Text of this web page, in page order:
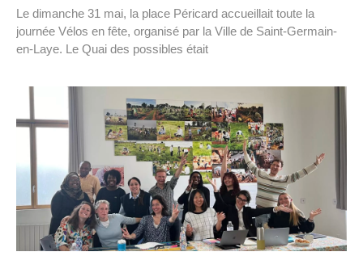
Le dimanche 31 mai, la place Péricard accueillait toute la
journée Vélos en fête, organisé par la Ville de Saint-Germain-
en-Laye. Le Quai des possibles était